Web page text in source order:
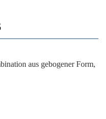
aus gebogener Form,